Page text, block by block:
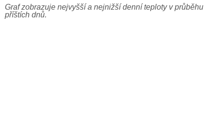
Graf zobrazuje nejvyšší a nejnižší denní teploty v průběhu
příštích dnů.